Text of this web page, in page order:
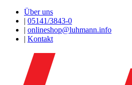
Über uns
| 05141/3843-0
| onlineshop@luhmann.info
| Kontakt